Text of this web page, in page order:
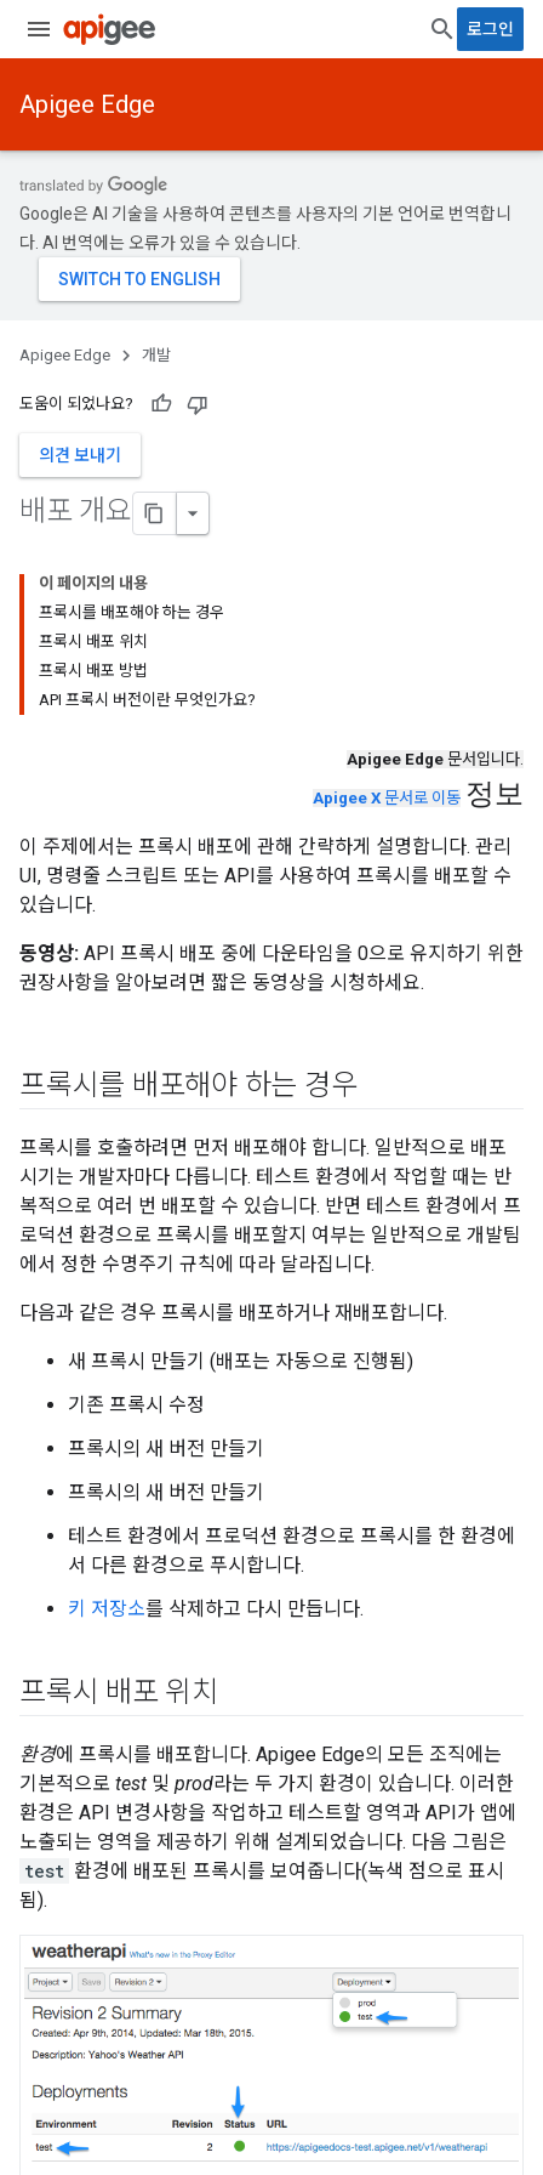
로그인
Apigee Edge
Google은 AI 기술을 사용하여 콘텐츠를 사용자의 기본 언어로 번역합니
다. AI 번역에는 오류가 있을 수 있습니다.
Apigee Edge 개발
도움이 되었나요?
의견 보내기
배포 개요
이 페이지의 내용
프록시를 배포해야 하는 경우
프록시 배포 위치
프록시 배포 방법
API 프록시 버전이란 무엇인가요?
Apigee Edge 문서입니다.
Apigee X 문서로 이동 정보
이 주제에서는 프록시 배포에 관해 간략하게 설명합니다. 관리
UI, 명령줄 스크립트 또는 API를 사용하여 프록시를 배포할 수
있습니다.
동영상: API 프록시 배포 중에 다운타임을 0으로 유지하기 위한
권장사항을 알아보려면 짧은 동영상을 시청하세요.
프록시를 배포해야 하는 경우
프록시를 호출하려면 먼저 배포해야 합니다. 일반적으로 배포
시기는 개발자마다 다릅니다. 테스트 환경에서 작업할 때는 반
복적으로 여러 번 배포할 수 있습니다. 반면 테스트 환경에서 프
로덕션 환경으로 프록시를 배포할지 여부는 일반적으로 개발팀
에서 정한 수명주기 규칙에 따라 달라집니다.
다음과 같은 경우 프록시를 배포하거나 재배포합니다.
새 프록시 만들기 (배포는 자동으로 진행됨)
기존 프록시 수정
프록시의 새 버전 만들기
프록시의 새 버전 만들기
테스트 환경에서 프로덕션 환경으로 프록시를 한 환경에
서 다른 환경으로 푸시합니다.
키 저장소를 삭제하고 다시 만듭니다.
프록시 배포 위치
환경에 프록시를 배포합니다. Apigee Edge의 모든 조직에는
기본적으로 test 및 prod라는 두 가지 환경이 있습니다. 이러한
환경은 API 변경사항을 작업하고 테스트할 영역과 API가 앱에
노출되는 영역을 제공하기 위해 설계되었습니다. 다음 그림은
test 환경에 배포된 프록시를 보여줍니다(녹색 점으로 표시
됨).